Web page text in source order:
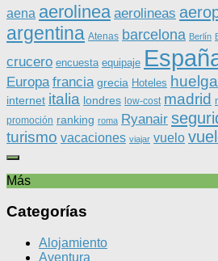
aena aerolinea aerolineas
argentina Atenas barcelona Berlín
crucero encuesta equipaje
Europa francia grecia Hoteles huelga
internet italia londres low-cost madrid
promoción ranking roma Ryanair
turismo vacaciones viajar vuelo
Más
Categorías
Alojamiento
Aventura